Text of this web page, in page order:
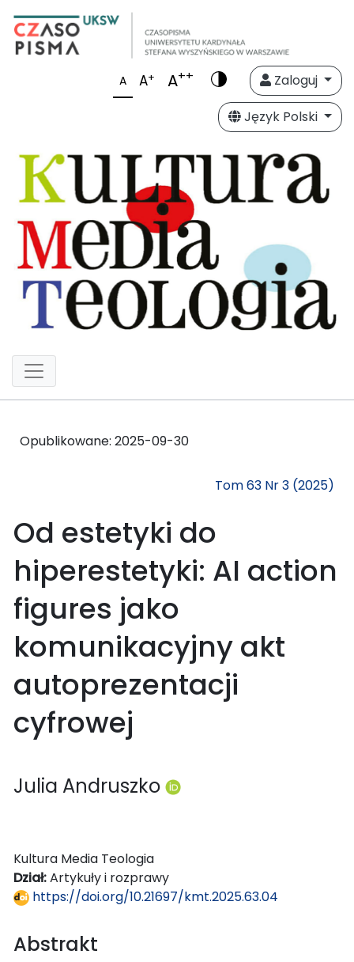
A A+ A++
Zaloguj
Język Polski
Opublikowane: 2025-09-30
Tom 63 Nr 3 (2025)
Od estetyki do
hiperestetyki: AI action
figures jako
komunikacyjny akt
autoprezentacji
cyfrowej
Julia Andruszko
Kultura Media Teologia
Dział:Artykuły i rozprawy
https://doi.org/10.21697/kmt.2025.63.04
Abstrakt